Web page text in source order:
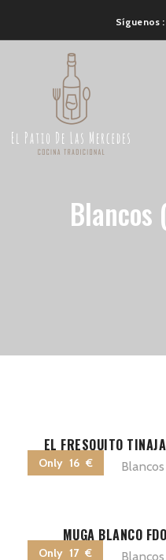
Síguenos :
Blancos
Only 16 €
EL FRESQUITO
Only 17 €
MUGA BLANCO